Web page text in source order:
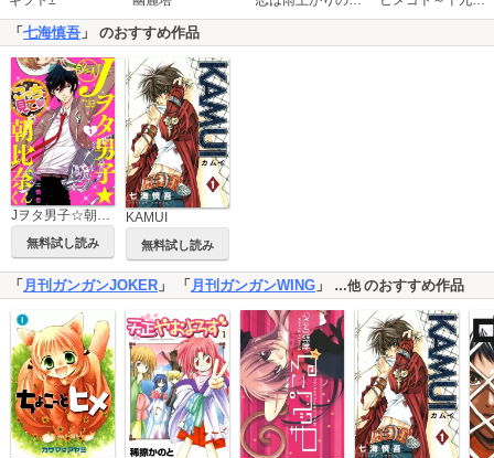
「 七海慎吾 」 のおすすめ作品
Jヲタ男子☆朝比奈くん
無料試し読み
KAMUI
無料試し読み
「 月刊ガンガンJOKER 」 「 月刊ガンガンWING 」 …他のおすすめ作品